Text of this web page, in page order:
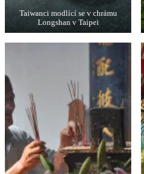
Taiwanci modlící se v chrámu
Longshan v Taipei